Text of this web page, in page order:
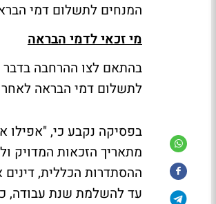
המנחים לתשלום דמי
מי זכאי לדמי הבראה
בהתאם לצו ההרחבה בדבר
לתשלום דמי הבראה
בפסיקה נקבע כי, "אפילו
עד להשלמת שנת עבודה,